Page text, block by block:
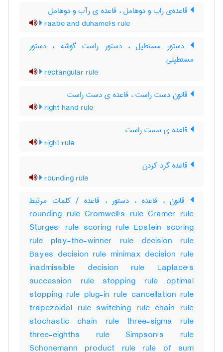
قاعده‌ی راب و دوهامل ، قاعده ی رآب و دوهامل
raabe and duhamel's rule
دستور مستطیل ، دستور راست گوشه ، دستور
مستطیلی
rectangular rule
قانون دست راست ، قاعده ی دست راست
right hand rule
قاعده ی سمت راست
right rule
قاعده گرد کردن
rounding rule
قانون ، قاعده ، دستور ، قاعده / کلمات مرتبط
rounding rule Cromwell's rule Cramer rule
Sturges' rule scoring rule Epstein scoring
rule play-the-winner rule decision rule
Bayes decision rule minimax decision rule
inadmissible decision rule Laplace's
succession rule stopping rule optimal
stopping rule plug-in rule cancellation rule
trapezoidal rule switching rule chain rule
stochastic chain rule three-sigma rule
three-eighths rule Simpson's rule
Schonemann product rule rule of sum